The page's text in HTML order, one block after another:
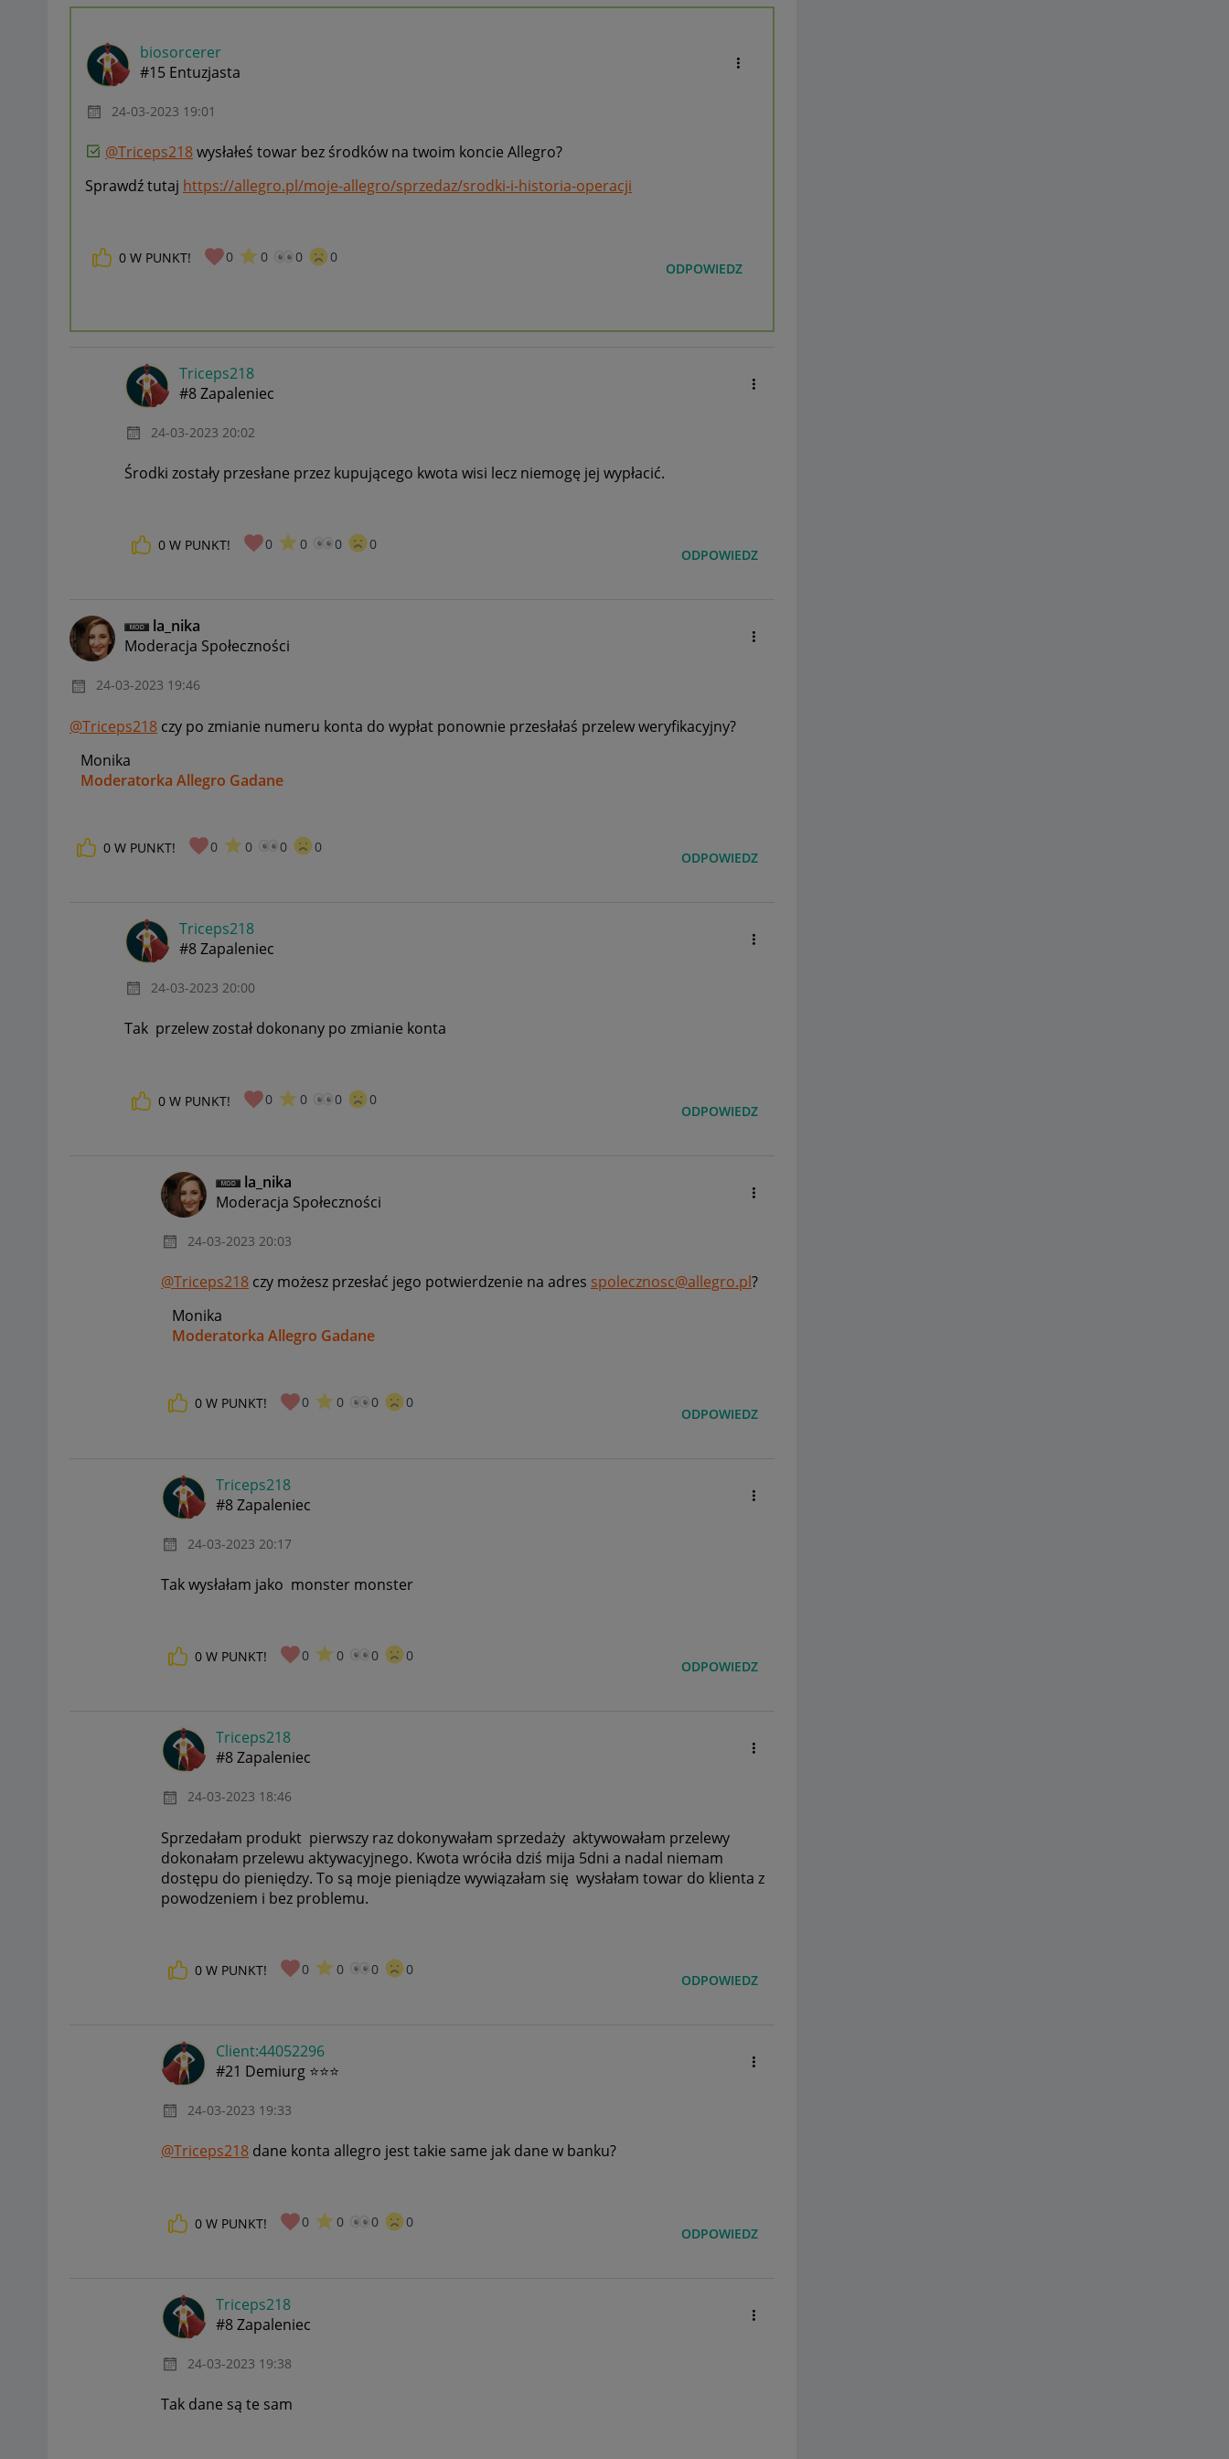
biosorcerer
#15 Entuzjasta
‎24-03-2023 19:01
@Triceps218wysłałeś towar bez środków na twoim koncie Allegro?
Sprawdź tutaj https://allegro.pl/moje-allegro/sprzedaz/srodki-i-historia-operacji
0 W PUNKT! 0 0 0 0
ODPOWIEDZ
Triceps218
#8 Zapaleniec
‎24-03-2023 20:02
Środki zostały przesłane przez kupującego kwota wisi lecz niemogę jej wypłacić.
0 W PUNKT! 0 0 0 0
ODPOWIEDZ
la_nika
Moderacja Społeczności
‎24-03-2023 19:46
@Triceps218 czy po zmianie numeru konta do wypłat ponownie przesłałaś przelew weryfikacyjny?
Monika
Moderatorka Allegro Gadane
0 W PUNKT! 0 0 0 0
ODPOWIEDZ
Triceps218
#8 Zapaleniec
‎24-03-2023 20:00
Tak przelew został dokonany po zmianie konta
0 W PUNKT! 0 0 0 0
ODPOWIEDZ
la_nika
Moderacja Społeczności
‎24-03-2023 20:03
@Triceps218 czy możesz przesłać jego potwierdzenie na adres spolecznosc@allegro.pl?
Monika
Moderatorka Allegro Gadane
0 W PUNKT! 0 0 0 0
ODPOWIEDZ
Triceps218
#8 Zapaleniec
‎24-03-2023 20:17
Tak wysłałam jako monster monster
0 W PUNKT! 0 0 0 0
ODPOWIEDZ
Triceps218
#8 Zapaleniec
‎24-03-2023 18:46
Sprzedałam produkt pierwszy raz dokonywałam sprzedaży aktywowałam przelewy
dokonałam przelewu aktywacyjnego. Kwota wróciła dziś mija 5dni a nadal niemam
dostępu do pieniędzy. To są moje pieniądze wywiązałam się wysłałam towar do klienta z
powodzeniem i bez problemu.
0 W PUNKT! 0 0 0 0
ODPOWIEDZ
Client:44052296
#21 Demiurg ⭐⭐⭐
‎24-03-2023 19:33
@Triceps218 dane konta allegro jest takie same jak dane w banku?
0 W PUNKT! 0 0 0 0
ODPOWIEDZ
Triceps218
#8 Zapaleniec
‎24-03-2023 19:38
Tak dane są te sam